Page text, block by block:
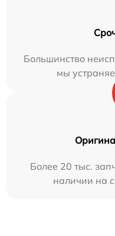
Большинство
мы
Более 20 тыс.
наличии на